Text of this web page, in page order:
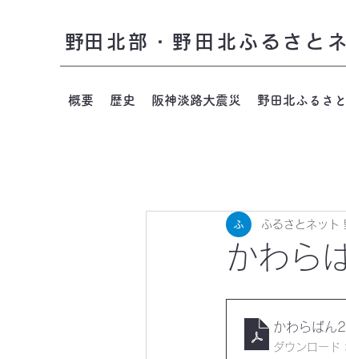
野田北部・野田北ふるさと
概要 歴史 阪神淡路大震災 野田北ふるさ
かわら
ふるさとネット
かわらばん
ダウンロー